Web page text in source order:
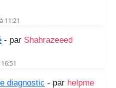
11:21
- par Shahrazeeed
diagnostic - par helpme